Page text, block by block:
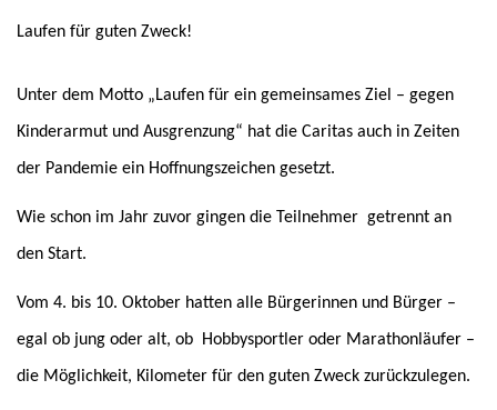
Laufen für guten Zweck!
Unter dem Motto „Laufen für ein gemeinsames Ziel – gegen
Kinderarmut und Ausgrenzung“ hat die Caritas auch in Zeiten
der Pandemie ein Hoffnungszeichen gesetzt.
Wie schon im Jahr zuvor gingen die Teilnehmer getrennt an
den Start.
Vom 4. bis 10. Oktober hatten alle Bürgerinnen und Bürger –
egal ob jung oder alt, ob Hobbysportler oder Marathonläufer –
die Möglichkeit, Kilometer für den guten Zweck zurückzulegen.